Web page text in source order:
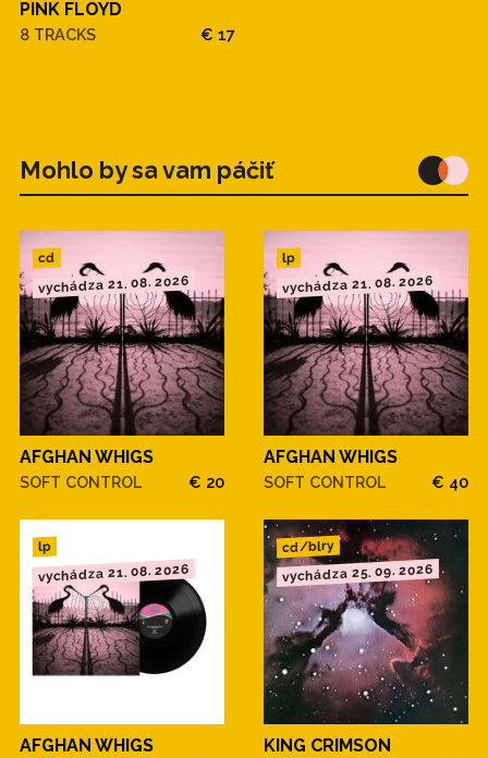
PINK FLOYD
8 TRACKS € 17
Mohlo by sa vam páčiť
cd
vychádza 21. 08. 2026
AFGHAN WHIGS
SOFT CONTROL € 20
lp
vychádza 21. 08. 2026
AFGHAN WHIGS
SOFT CONTROL € 40
lp
vychádza 21. 08. 2026
AFGHAN WHIGS
cd/blry
vychádza 25. 09. 2026
KING CRIMSON